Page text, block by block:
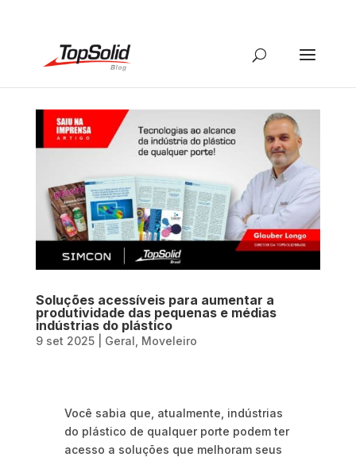
Soluções acessíveis para aumentar a
produtividade das pequenas e médias
indústrias do plástico
9 set 2025| Geral Moveleiro
Você sabia que, atualmente, indústrias
do plástico de qualquer porte podem ter
acesso a soluções que melhoram seus